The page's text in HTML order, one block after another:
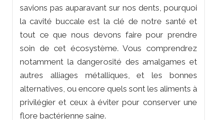
savions pas auparavant sur nos dents, pourquoi
la cavité buccale est la clé de notre santé et
tout ce que nous devons faire pour prendre
soin de cet écosystème. Vous comprendrez
notamment la dangerosité des amalgames et
autres alliages métalliques, et les bonnes
alternatives, ou encore quels sont les aliments à
privilégier et ceux à éviter pour conserver une
flore bactérienne saine.